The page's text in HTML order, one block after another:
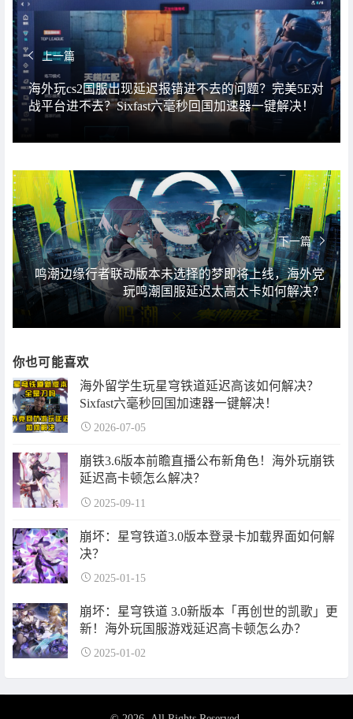
上一篇
海外玩cs2国服出现延迟报错进不去的问题？完美5E对
战平台进不去？Sixfast六毫秒回国加速器一键解决！
下一篇
鸣潮边缘行者联动版本未选择的梦即将上线，海外党
玩鸣潮国服延迟太高太卡如何解决？
你也可能喜欢
海外留学生玩星穹铁道延迟高该如何解决？
Sixfast六毫秒回国加速器一键解决！
2026-07-05
崩铁3.6版本前瞻直播公布新角色！海外玩崩铁
延迟高卡顿怎么解决？
2025-09-11
崩坏：星穹铁道3.0版本登录卡加载界面如何解
决？
2025-01-15
崩坏：星穹铁道 3.0新版本「再创世的凯歌」更
新！海外玩国服游戏延迟高卡顿怎么办？
2025-01-02